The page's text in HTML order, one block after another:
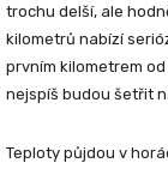
trochu delší, ale
kilometrů nabízí
prvním kilometrem
nejspíš budou šetřit
Teploty půjdou v